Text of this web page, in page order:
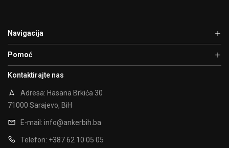
Navigacija
Pomoć
Kontaktirajte nas
Adresa: Hasana Brkića 30
71000 Sarajevo, BiH
E-mail: info@ankerbih.ba
Telefon: +387 62 10 05 05